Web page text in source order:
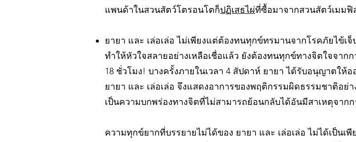
แพนด้าในสวนสัตว์โตรอนโตก็ปฏิเสธไผ่ที่ซื้อมาจากสวนสัตว์เมมฟิ
ยายา และ เล่อเล่อ ไม่เพียงแต่ต้องทนทุกข์ทรมานจากโรคภัยไข้เ
ทำให้หัวใจสลายอย่างเหลือเชื่อแล้ว ยังต้องทนทุกข์ทางจิตใจจาก
18 ชั่วโมง! บางครั้งภายในเวลา 4 สัปดาห์ ยายา ได้รับอนุญาตให้
ยายา และ เล่อเล่อ จึงแสดงอาการของพฤติกรรมผิดธรรมชาติอย่า
เป็นความบกพร่องทางจิตที่ไม่สามารถย้อนกลับได้อันมีสาเหตุจา
ความทุกข์ยากที่บรรยายไม่ได้ของ ยายา และ เล่อเล่อ ไม่ได้เป็นเ